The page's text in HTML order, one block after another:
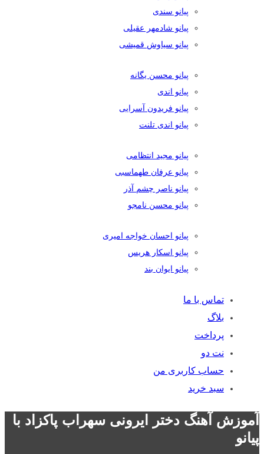
پیانو سندی
پیانو شادمهر عقیلی
پیانو سیاوش قمیشی
پیانو محسن یگانه
پیانو اندی
پیانو فریدون آسرایی
پیانو اندی تلنت
پیانو مجید انتظامی
پیانو عرفان طهماسبی
پیانو ناصر چشم آذر
پیانو محسن نامجو
پیانو احسان خواجه امیری
پیانو اسکار هریس
پیانو ایوان بند
تماس با ما
بلاگ
پرداخت
نت دو
حساب کاربری من
سبد خرید
آموزش آهنگ دختر ایرونی سهراب پاکزاد با
پیانو